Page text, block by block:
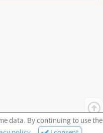
data. By continuing to use the